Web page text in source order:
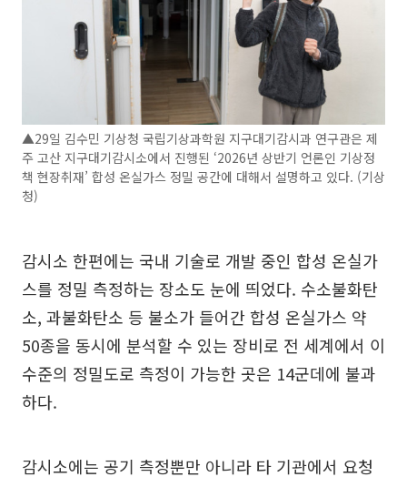
▲29일 김수민 기상청 국립기상과학원 지구대기감시과 연구관은 제
주 고산 지구대기감시소에서 진행된 ‘2026년 상반기 언론인 기상정
책 현장취재’ 합성 온실가스 정밀 공간에 대해서 설명하고 있다. (기상
청)
감시소 한편에는 국내 기술로 개발 중인 합성 온실가
스를 정밀 측정하는 장소도 눈에 띄었다. 수소불화탄
소, 과불화탄소 등 불소가 들어간 합성 온실가스 약
50종을 동시에 분석할 수 있는 장비로 전 세계에서 이
수준의 정밀도로 측정이 가능한 곳은 14군데에 불과
하다.
감시소에는 공기 측정뿐만 아니라 타 기관에서 요청